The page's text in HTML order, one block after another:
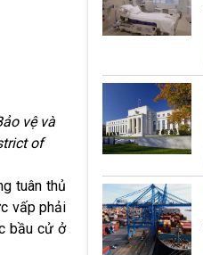
vệ và
of
tuân thủ
vấp phải
bầu cử ở